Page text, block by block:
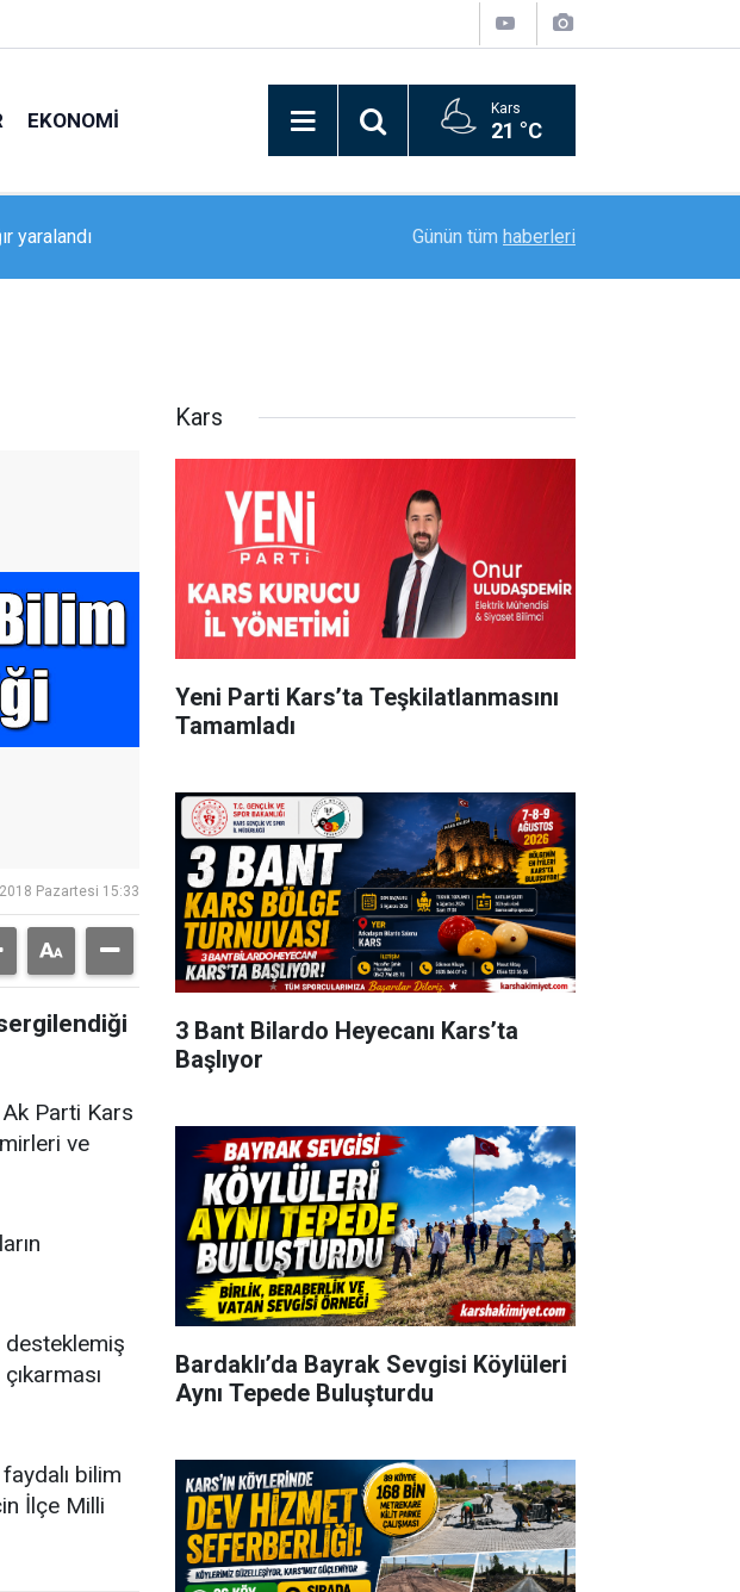
EKONOMI Kars
21 °C
Malatya’da uyuşturucu operasyonu: 11
Günün tüm haberleri
Pazartesi 15:33
Parti Kars
ve
desteklemiş
bilim
İlçe Milli
Kars
Yeni Parti Kars’ta Teşkilatlanmasını
Tamamladı
3 Bant Bilardo Heyecanı Kars’ta
Başlıyor
Bardaklı’da Bayrak Sevgisi Köylüleri
Aynı Tepede Buluşturdu